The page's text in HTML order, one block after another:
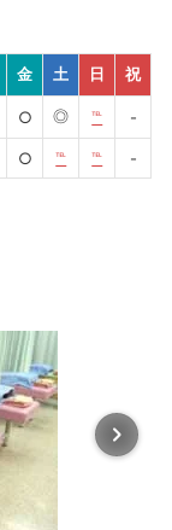
金 土 日 祝
○ ◎ ℡ -
○ ℡ ℡ -